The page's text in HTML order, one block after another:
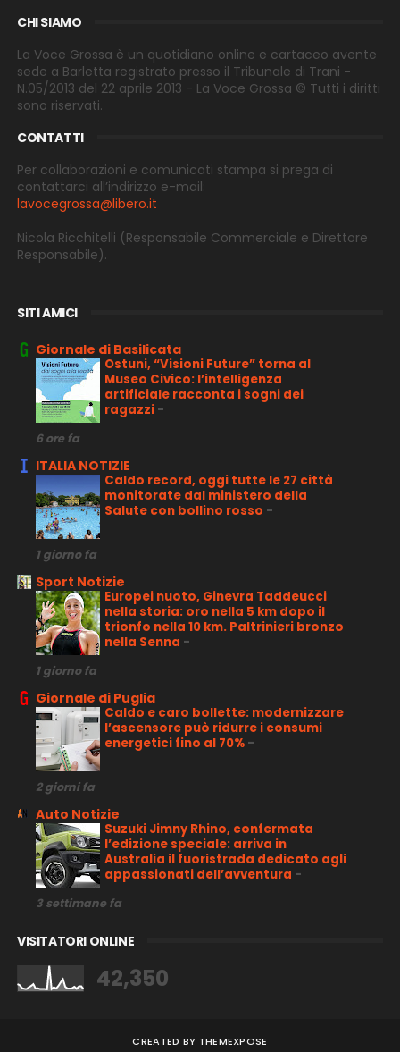
CHI SIAMO
La Voce Grossa è un quotidiano online e cartaceo avente
sede a Barletta registrato presso il Tribunale di Trani -
N.05/2013 del 22 aprile 2013 - La Voce Grossa © Tutti i diritti
sono riservati.
CONTATTI
Per collaborazioni e comunicati stampa si prega di
contattarci all’indirizzo e-mail:
lavocegrossa@libero.it
Nicola Ricchitelli (Responsabile Commerciale e Direttore
Responsabile).
SITI AMICI
Giornale di Basilicata
Ostuni, “Visioni Future” torna al
Museo Civico: l’intelligenza
artificiale racconta i sogni dei
ragazzi -
6 ore fa
ITALIA NOTIZIE
Caldo record, oggi tutte le 27 città
monitorate dal ministero della
Salute con bollino rosso -
1 giorno fa
Sport Notizie
Europei nuoto, Ginevra Taddeucci
nella storia: oro nella 5 km dopo il
trionfo nella 10 km. Paltrinieri bronzo
nella Senna -
1 giorno fa
Giornale di Puglia
Caldo e caro bollette: modernizzare
l’ascensore può ridurre i consumi
energetici fino al 70% -
2 giorni fa
Auto Notizie
Suzuki Jimny Rhino, confermata
l’edizione speciale: arriva in
Australia il fuoristrada dedicato agli
appassionati dell’avventura -
3 settimane fa
VISITATORI ONLINE
42,350
CREATED BY THEMEXPOSE